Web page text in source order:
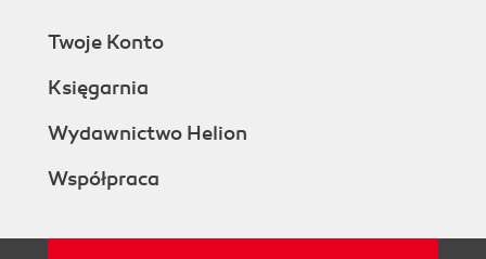
Twoje Konto
Księgarnia
Wydawnictwo Helion
Współpraca